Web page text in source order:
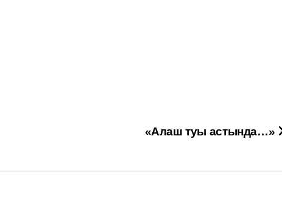
«Алаш туы астында…»